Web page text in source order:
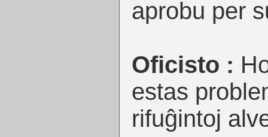
aprobu per
Oficisto :
estas
rifuĝintoj